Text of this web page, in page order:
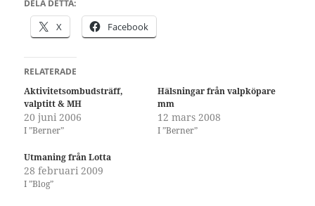
DELA DETTA:
X Facebook
RELATERADE
Aktivitetsombudsträff,
valptitt & MH
20 juni 2006
I ”Berner”
Hälsningar från valpköpare
mm
12 mars 2008
I ”Berner”
Utmaning från Lotta
28 februari 2009
I ”Blog”